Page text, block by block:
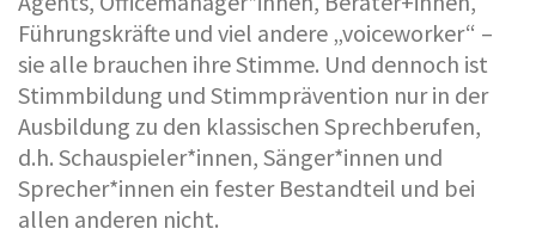
Führungskräfte und viel andere „voiceworker“ –
sie alle brauchen ihre Stimme. Und dennoch ist
Stimmbildung und Stimmprävention nur in der
Ausbildung zu den klassischen Sprechberufen,
d.h. Schauspieler*innen, Sänger*innen und
Sprecher*innen ein fester Bestandteil und bei
allen anderen nicht.